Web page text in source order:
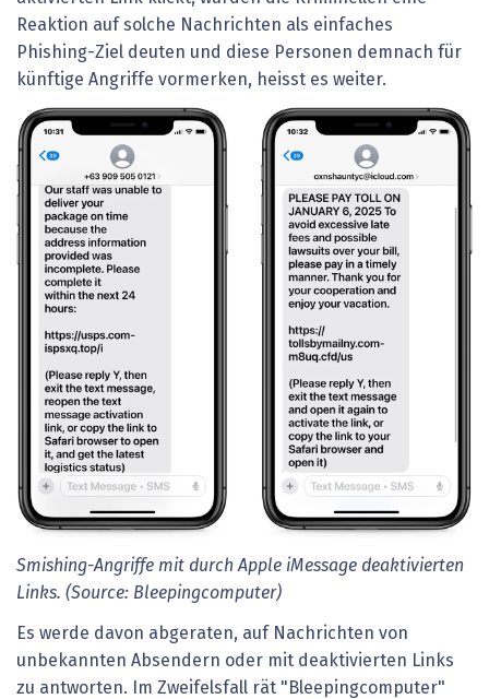
Reaktion auf solche Nachrichten als einfaches
Phishing-Ziel deuten und diese Personen demnach für
künftige Angriffe vormerken, heisst es weiter.
Smishing-Angriffe mit durch Apple iMessage deaktivierten
Links. (Source: Bleepingcomputer)
Es werde davon abgeraten, auf Nachrichten von
unbekannten Absendern oder mit deaktivierten Links
zu antworten. Im Zweifelsfall rät "Bleepingcomputer"